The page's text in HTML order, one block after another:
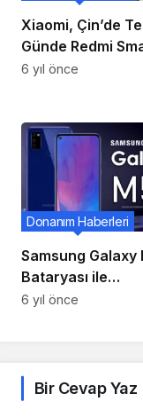
Xiaomi, Çin’de
Günde Redmi
Max 98’den
6 yıl önce
Samsung Galaxy
Bataryası ile
Şaşırtacak!
Donanım Haberleri
6 yıl önce
Bir Cevap Yaz